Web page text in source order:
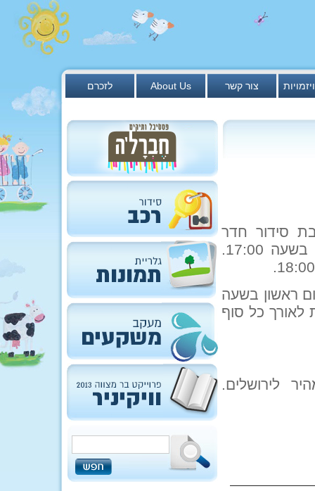
לזכרם About Us צור קשר
תסתיים בשעה 13:15 לטובת סידור חדר
שוב רק ביום ראשון בשעה
לאורך כל סוף
לירושלים.